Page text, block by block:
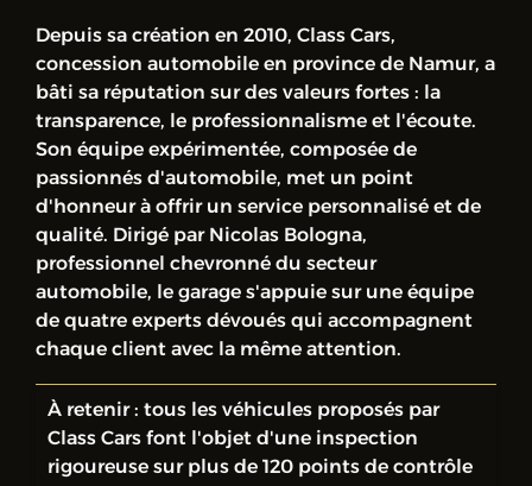
Depuis sa création en 2010, Class Cars,
concession automobile en province de Namur, a
bâti sa réputation sur des valeurs fortes : la
transparence, le professionnalisme et l'écoute.
Son équipe expérimentée, composée de
passionnés d'automobile, met un point
d'honneur à offrir un service personnalisé et de
qualité. Dirigé par Nicolas Bologna,
professionnel chevronné du secteur
automobile, le garage s'appuie sur une équipe
de quatre experts dévoués qui accompagnent
chaque client avec la même attention.
À retenir : tous les véhicules proposés par
Class Cars font l'objet d'une inspection
rigoureuse sur plus de 120 points de contrôle